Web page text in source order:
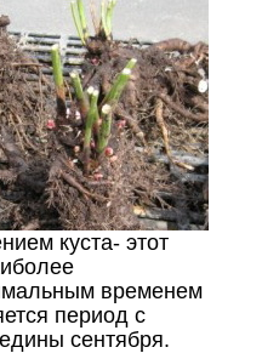
куста- этот
временем
период с
сентября.